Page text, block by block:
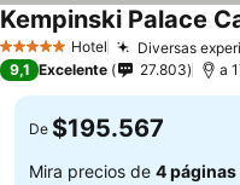
5 Estrellas Hotel Diversas
Kempinski Palace
9,1 Excelente 27.803 a
De $195.567
Mira precios de 4 páginas